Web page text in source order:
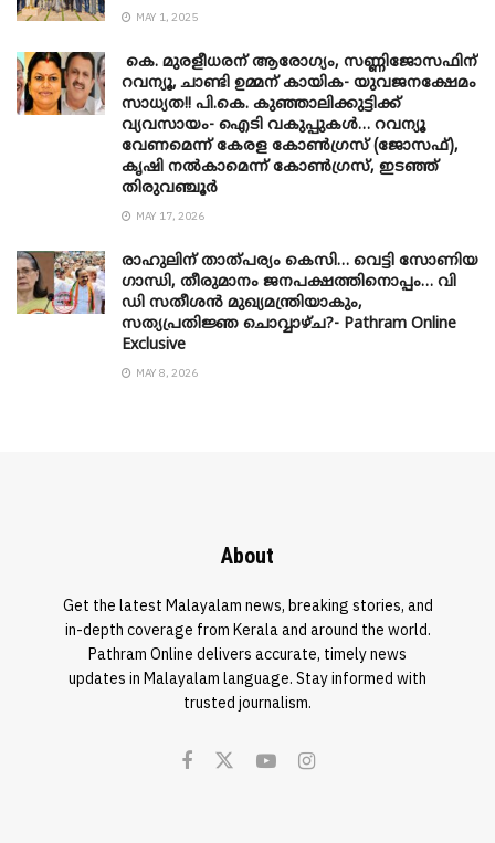
MAY 1, 2025
കെ. മുരളീധരന് ആരോഗ്യം, സണ്ണിജോസഫിന്
റവന്യൂ, ചാണ്ടി ഉമ്മന് കായിക- യുവജനക്ഷേമം
സാധ്യത!! പി.കെ. കുഞ്ഞാലിക്കുട്ടിക്ക്
വ്യവസായം- ഐടി വകുപ്പുകൾ… റവന്യൂ
വേണമെന്ന് കേരള കോൺഗ്രസ് (ജോസഫ്),
കൃഷി നൽകാമെന്ന് കോൺഗ്രസ്, ഇടഞ്ഞ്
തിരുവഞ്ചൂർ
MAY 17, 2026
രാഹുലിന് താത്പര്യം കെസി… വെട്ടി സോണിയ
​ഗാന്ധി, തീരുമാനം ജനപക്ഷത്തിനൊപ്പം… വി
ഡി സതീശൻ മുഖ്യമന്ത്രിയാകും,
സത്യപ്രതിജ്ഞ ചൊവ്വാഴ്ച?- Pathram Online
Exclusive
MAY 8, 2026
About
Get the latest Malayalam news, breaking stories, and
in-depth coverage from Kerala and around the world.
Pathram Online delivers accurate, timely news
updates in Malayalam language. Stay informed with
trusted journalism.